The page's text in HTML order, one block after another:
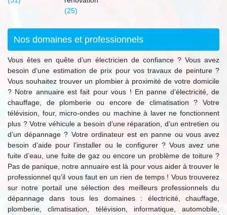
(25)
Nos domaines et professionnels
Vous êtes en quête d’un électricien de confiance ? Vous avez
besoin d’une estimation de prix pour vos travaux de peinture ?
Vous souhaitez trouver un plombier à proximité de votre domicile
? Notre annuaire est fait pour vous ! En panne d’électricité, de
chauffage, de plomberie ou encore de climatisation ? Votre
télévision, four, micro-ondes ou machine à laver ne fonctionnent
plus ? Votre véhicule a besoin d’une réparation, d’un entretien ou
d’un dépannage ? Votre ordinateur est en panne ou vous avez
besoin d’aide pour l’installer ou le configurer ? Vous avez une
fuite d’eau, une fuite de gaz ou encore un problème de toiture ?
Pas de panique, notre annuaire est là pour vous aider à trouver le
professionnel qu’il vous faut en un rien de temps ! Vous trouverez
sur notre portail une sélection des meilleurs professionnels du
dépannage dans tous les domaines : électricité, chauffage,
plomberie, climatisation, télévision, informatique, automobile,